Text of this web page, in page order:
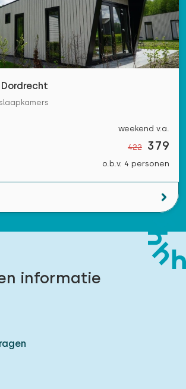
weekend v.a.
422 379
o.b.v. 4 personen
informatie